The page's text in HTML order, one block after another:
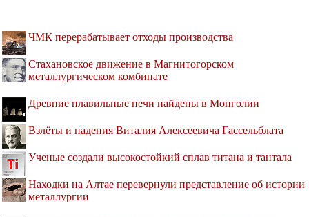
ЧМК перерабатывает отходы производства
Стахановское движение в Магнитогорском
металлургическом комбинате
Древние плавильные печи найдены в Монголии
Взлёты и падения Виталия Алексеевича Гассельблата
Ученые создали высокостойкий сплав титана и тантала
Находки на Алтае перевернули представление об истории
металлургии